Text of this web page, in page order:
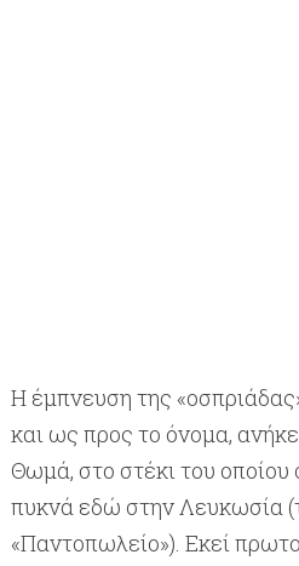
Η έμπνευση της
και ως προς το όνομα,
Θωμά, στο στέκι του
πυκνά εδώ στην Λευκωσία
«Παντοπωλείο»). Εκεί